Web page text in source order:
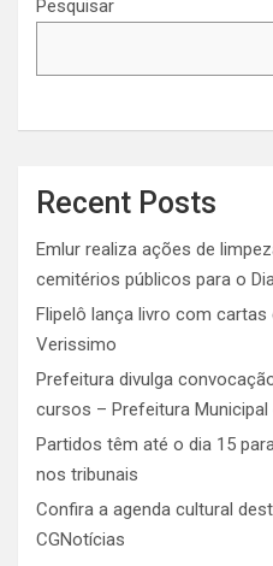
Pesquisar
Recent Posts
Emlur realiza ações de
cemitérios públicos para o
Flipelô lança livro com
Verissimo
Prefeitura divulga
cursos – Prefeitura Municipal
Partidos têm até o dia 15
nos tribunais
Confira a agenda cultural
CGNotícias